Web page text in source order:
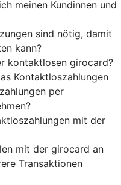
meinen Kundinnen und
sind nötig, damit
kann?
kontaktlosen girocard?
Kontaktloszahlungen
per
mit der
mit der girocard an
Transaktionen